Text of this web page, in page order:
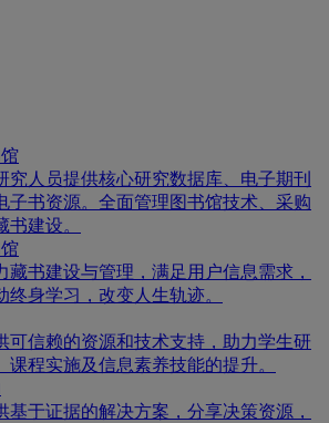
究人员提供核心研究数据库、电子期刊
子书资源。全面管理图书馆技术、采购
书建设。
藏书建设与管理，满足用户信息需求，
终身学习，改变人生轨迹。
可信赖的资源和技术支持，助力学生研
课程实施及信息素养技能的提升。
基于证据的解决方案，分享决策资源，